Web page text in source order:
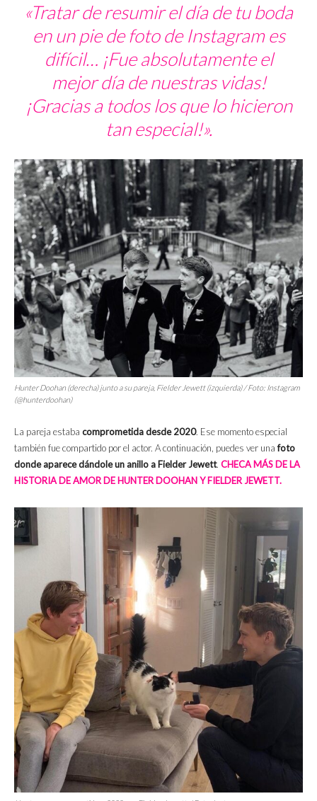
«Tratar de resumir el día de tu boda
en un pie de foto de Instagram es
difícil… ¡Fue absolutamente el
mejor día de nuestras vidas!
¡Gracias a todos los que lo hicieron
tan especial!».
Hunter Doohan (derecha) junto a su pareja, Fielder Jewett (izquierda) / Foto: Instagram
(@hunterdoohan)
La pareja estaba comprometida desde 2020. Ese momento especial
también fue compartido por el actor. A continuación, puedes ver unafoto
donde aparece dándole un anillo a Fielder Jewett. CHECA MÁS DE LA
HISTORIA DE AMOR DE HUNTER DOOHAN Y FIELDER JEWETT.